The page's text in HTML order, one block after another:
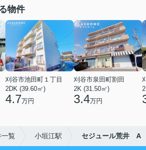
物件
刈谷市池田町１丁目
2DK (39.60㎡)
4.7万円
刈谷市泉田町割田
2K (31.50㎡)
3.4万円
一覧 小垣江駅 セジュール荒井 A